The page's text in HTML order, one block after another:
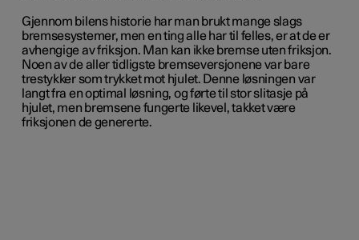
Gjennom bilens historie har man brukt mange slags
bremsesystemer, men en ting alle har til felles, er at de er
avhengige av friksjon. Man kan ikke bremse uten friksjon.
Noen av de aller tidligste bremseversjonene var bare
trestykker som trykket mot hjulet. Denne løsningen var
langt fra en optimal løsning, og førte til stor slitasje på
hjulet, men bremsene fungerte likevel, takket være
friksjonen de genererte.